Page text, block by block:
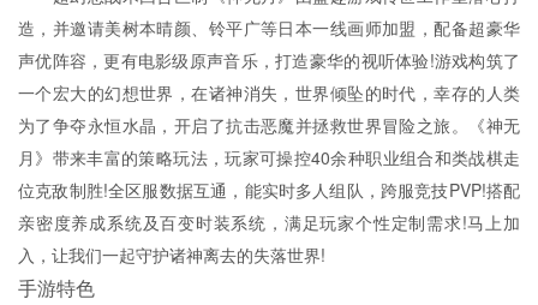
造，并邀请美树本晴颜、铃平广等日本一线画师加盟，配备超豪华
声优阵容，更有电影级原声音乐，打造豪华的视听体验!游戏构筑了
一个宏大的幻想世界，在诸神消失，世界倾坠的时代，幸存的人类
为了争夺永恒水晶，开启了抗击恶魔并拯救世界冒险之旅。《神无
月》带来丰富的策略玩法，玩家可操控40余种职业组合和类战棋走
位克敌制胜!全区服数据互通，能实时多人组队，跨服竞技PVP!搭配
亲密度养成系统及百变时装系统，满足玩家个性定制需求!马上加
入，让我们一起守护诸神离去的失落世界!
手游特色